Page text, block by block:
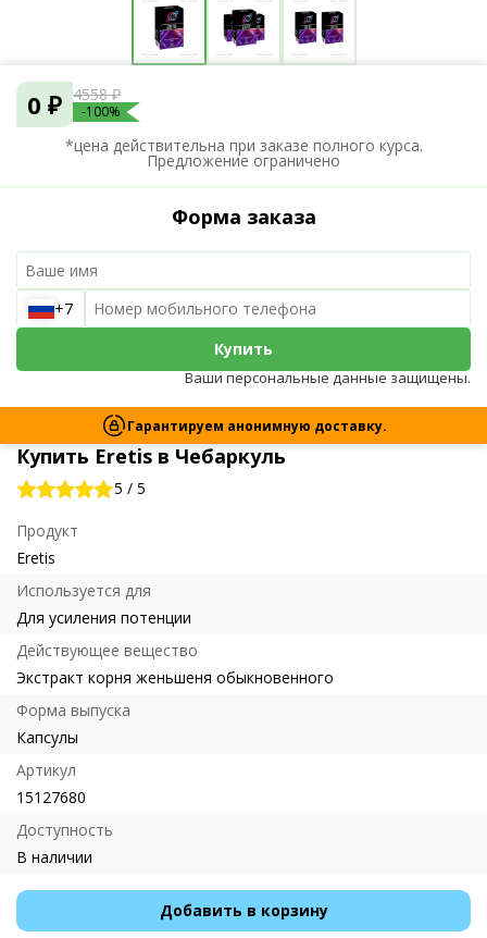
Купить Eretis в Чебаркуль
5 / 5
Продукт
Eretis
Используется для
Для усиления потенции
Действующее вещество
Экстракт корня женьшеня обыкновенного
Форма выпуска
Капсулы
Артикул
15127680
Доступность
В наличии
Добавить в корзину
0 ₽ 4558 ₽
-100%
*цена действительна при заказе полного курса.
Предложение ограничено
Форма заказа
+7
Купить
Ваши персональные данные защищены.
Гарантируем анонимную доставку.